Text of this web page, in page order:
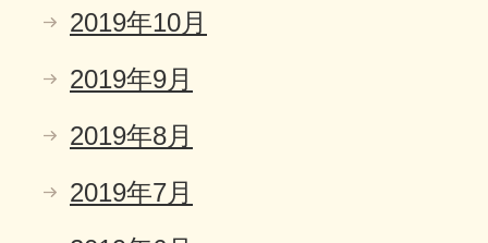
2019年10月
2019年9月
2019年8月
2019年7月